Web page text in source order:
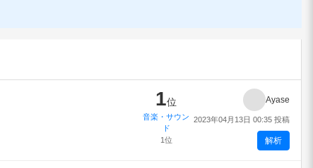
1位
音楽・サウン
ド
1位
Ayase
2023年04月13日 00:35 投稿
解析